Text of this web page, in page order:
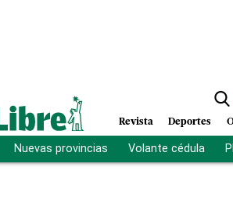
Revista Deportes
Nuevas provincias Volante cédula